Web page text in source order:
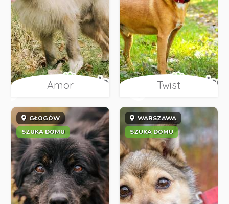
Amor Twist
GŁOGÓW
SZUKA DOMU
WARSZAWA
SZUKA DOMU